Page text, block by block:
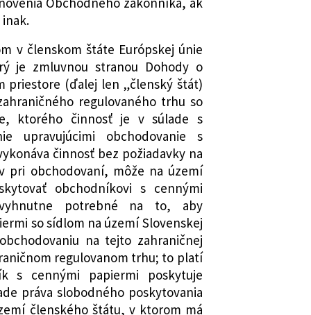
niektorých zákonov v znení
a ktorým sa menia a dopĺňajú
a dopĺňa zákon č. 483/2001 Z. z.
a doplnení niektorých zákonov v
a ktorým sa menia a
zákony
a dopĺňa zákon č. 566/2001 Z. z.
a investičných službách a o
niektorých zákonov (zákon o
v znení neskorších predpisov a
dopĺňajú niektoré zákony
a dopĺňa zákon č. 177/2018 Z. z.
na znižovanie
využívaním informačných
správy a o zmene a doplnení
(zákon proti byrokracii) v znení
v členskom štáte Európskej únie
je zmluvnou stranou Dohody o
priestore (ďalej len „členský štát)
regulovaného trhu so
ktorého činnosť je v súlade s
upravujúcimi obchodovanie s
činnosť bez požiadavky na
pri obchodovaní, môže na území
obchodníkovi s cennými
potrebné na to, aby
so sídlom na území Slovenskej
na tejto zahraničnej
regulovanom trhu; to platí
s cennými papiermi poskytuje
práva slobodného poskytovania
členského štátu, v ktorom má